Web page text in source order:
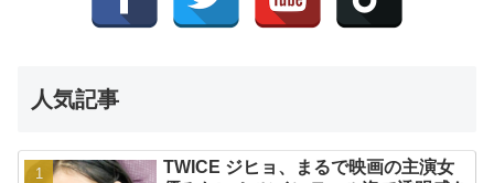
人気記事
TWICE ジヒョ、まるで映画の主演女